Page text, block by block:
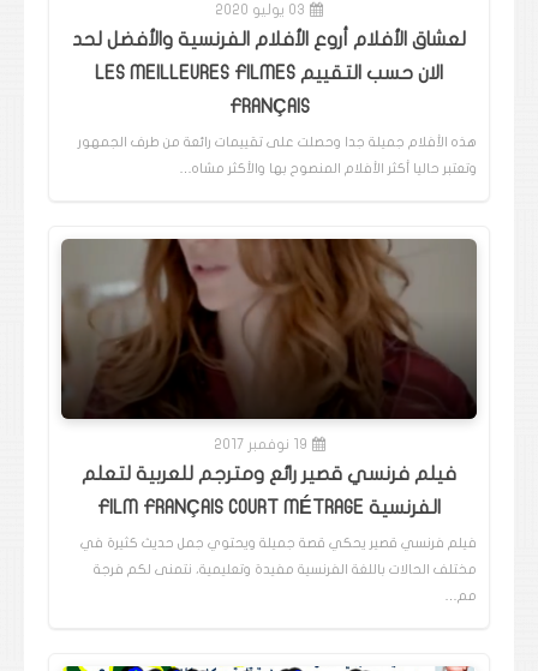
03 يوليو 2020
لعشاق الأفلام أروع الأفلام الفرنسية والأفضل لحد
الان حسب التقييم LES MEILLEURES FILMES
FRANÇAIS
هذه الأفلام جميلة جدا وحصلت على تقييمات رائعة من طرف الجمهور
وتعتبر حاليا أكثر الأفلام المنصوح بها والأكثر مشاه…
19 نوفمبر 2017
فيلم فرنسي قصير رائع ومترجم للعربية لتعلم
الفرنسية FILM FRANÇAIS COURT MÉTRAGE
فيلم فرنسي قصير يحكي قصة جميلة ويحتوي جمل حديث كثيرة في
مختلف الحالات باللغة الفرنسية مفيدة وتعليمية، نتمنى لكم فرجة
مم…